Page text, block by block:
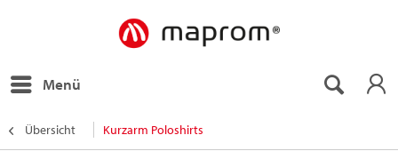
Menü
Übersicht Kurzarm Poloshirts